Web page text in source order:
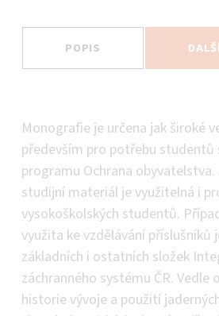
POPIS
Monografie je určena jak široké
především pro potřebu studentů
programu Ochrana
studijní materiál je využitelná i
vysokoškolských studentů.
využita ke vzdělávání příslušníků
základních i ostatních složek
záchranného systému ČR. Vedle
historie vývoje a použití